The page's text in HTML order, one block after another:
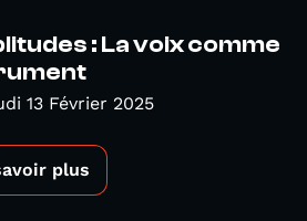
: La voix comme
13 Février 2025
plus